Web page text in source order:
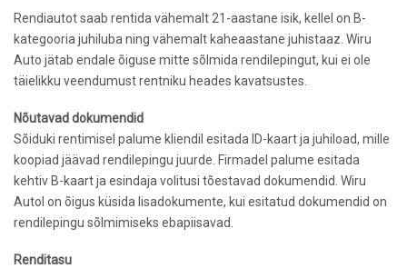
Rendiautot saab rentida vähemalt 21-aastane isik, kellel o­n B-
kategooria juhiluba ning vähemalt kaheaastane juhistaaz. Wiru
Auto jätab endale õiguse mitte sõlmida rendilepingut, kui ei ole
täielikku veendumust rentniku heades kavatsustes.
Nõutavad dokumendid
Sõiduki rentimisel palume kliendil esitada ID-kaart ja juhiload, mille
koopiad jäävad rendilepingu juurde. Firmadel palume esitada
kehtiv B-kaart ja esindaja volitusi tõestavad dokumendid. Wiru
Autol o­n õigus küsida lisadokumente, kui esitatud dokumendid o­n
rendilepingu sõlmimiseks ebapiisavad.
Renditasu